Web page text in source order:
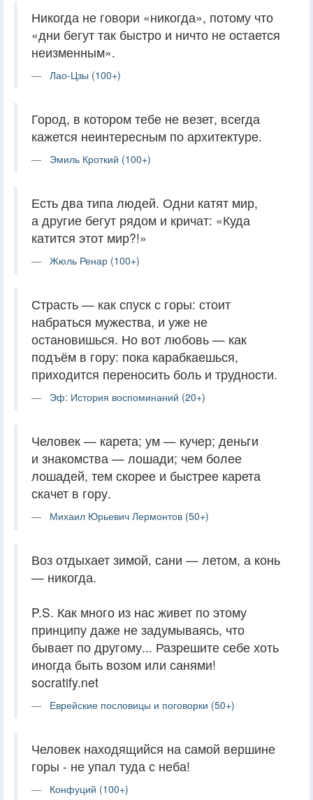
Никогда не говори «никогда», потому что
«дни бегут так быстро и ничто не остается
неизменным».
Лао-Цзы (100+)
Город, в котором тебе не везет, всегда
кажется неинтересным по архитектуре.
Эмиль Кроткий (100+)
Есть два типа людей. Одни катят мир,
а другие бегут рядом и кричат: «Куда
катится этот мир?!»
Жюль Ренар (100+)
Страсть — как спуск с горы: стоит
набраться мужества, и уже не
остановишься. Но вот любовь — как
подъём в гору: пока карабкаешься,
приходится переносить боль и трудности.
Эф: История воспоминаний (20+)
Человек — карета; ум — кучер; деньги
и знакомства — лошади; чем более
лошадей, тем скорее и быстрее карета
скачет в гору.
Михаил Юрьевич Лермонтов (50+)
Воз отдыхает зимой, сани — летом, а конь
— никогда.
P.S. Как много из нас живет по этому
принципу даже не задумываясь, что
бывает по другому... Разрешите себе хоть
иногда быть возом или санями!
socratify.net
Еврейские пословицы и поговорки (50+)
Человек находящийся на самой вершине
горы - не упал туда с неба!
Конфуций (100+)